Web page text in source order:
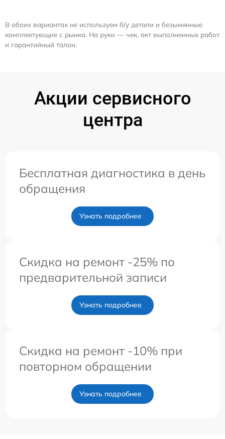
В обоих вариантах не используем б/у детали и безымянные
комплектующие с рынка. На руки — чек, акт выполненных работ
и гарантийный талон.
Акции сервисного
центра
Бесплатная диагностика в день
обращения
Узнать подробнее
Скидка на ремонт -25% по
предварительной записи
Узнать подробнее
Скидка на ремонт -10% при
повторном обращении
Узнать подробнее